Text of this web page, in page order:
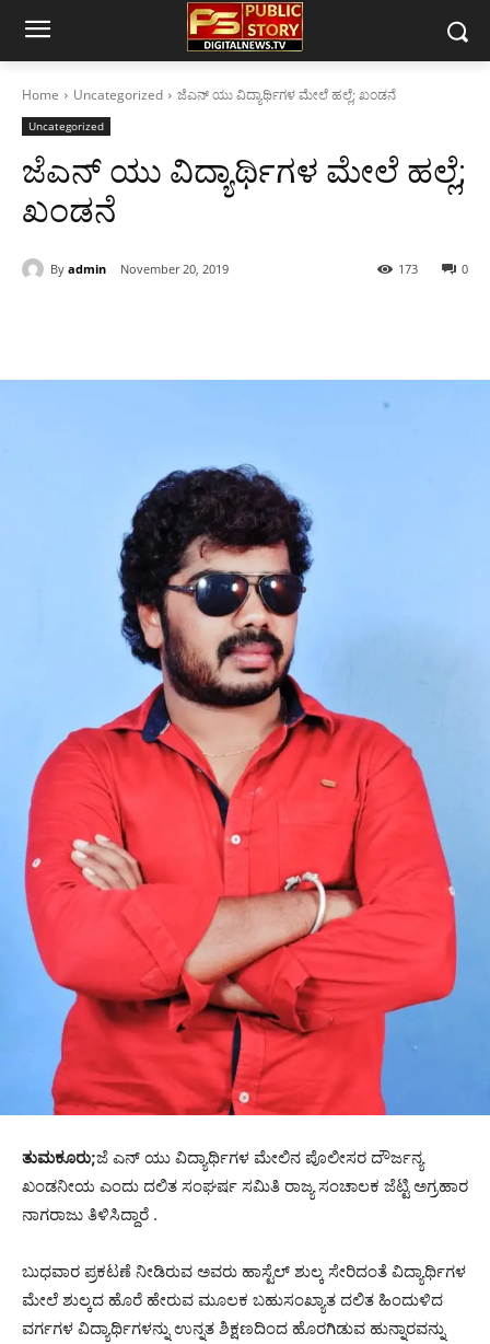
Home Uncategorized ಜೆಎನ್ ಯು ವಿದ್ಯಾರ್ಥಿಗಳ ಮೇಲೆ ಹಲ್ಲೆ; ಖಂಡನೆ
Uncategorized
ಜೆಎನ್ ಯು ವಿದ್ಯಾರ್ಥಿಗಳ ಮೇಲೆ ಹಲ್ಲೆ;
ಖಂಡನೆ
By admin November 20, 2019 0
173
ತುಮಕೂರು;ಜೆ ಎನ್ ಯು ವಿದ್ಯಾರ್ಥಿಗಳ ಮೇಲಿನ ಪೊಲೀಸರ ದೌರ್ಜನ್ಯ
ಖಂಡನೀಯ ಎಂದು ದಲಿತ ಸಂಘರ್ಷ ಸಮಿತಿ ರಾಜ್ಯ ಸಂಚಾಲಕ ಜೆಟ್ಟಿ ಅಗ್ರಹಾರ
ನಾಗರಾಜು ತಿಳಿಸಿದ್ದಾರೆ .
ಬುಧವಾರ ಪ್ರಕಟಣೆ ನೀಡಿರುವ ಅವರು ಹಾಸ್ಟೆಲ್ ಶುಲ್ಕ ಸೇರಿದಂತೆ ವಿದ್ಯಾರ್ಥಿಗಳ
ಮೇಲೆ ಶುಲ್ಕದ ಹೊರೆ ಹೇರುವ ಮೂಲಕ ಬಹುಸಂಖ್ಯಾತ ದಲಿತ ಹಿಂದುಳಿದ
ವರ್ಗಗಳ ವಿದ್ಯಾರ್ಥಿಗಳನ್ನು ಉನ್ನತ ಶಿಕ್ಷಣದಿಂದ ಹೊರಗಿಡುವ ಹುನ್ನಾರವನ್ನು